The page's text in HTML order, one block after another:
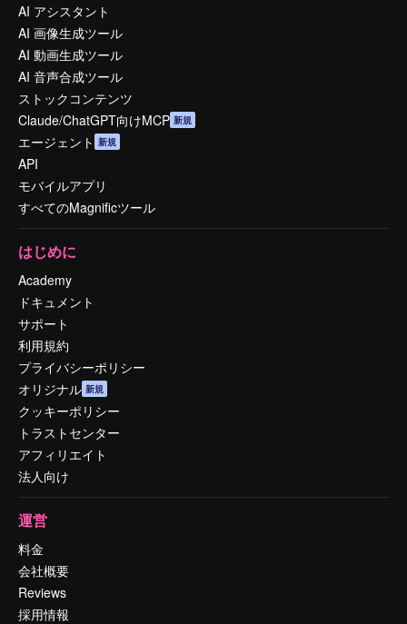
AI アシスタント
AI 画像生成ツール
AI 動画生成ツール
AI 音声合成ツール
ストックコンテンツ
Claude/ChatGPT向けMCP 新規
エージェント 新規
API
モバイルアプリ
すべてのMagnificツール
はじめに
Academy
ドキュメント
サポート
利用規約
プライバシーポリシー
オリジナル 新規
クッキーポリシー
トラストセンター
アフィリエイト
法人向け
運営
料金
会社概要
Reviews
採用情報